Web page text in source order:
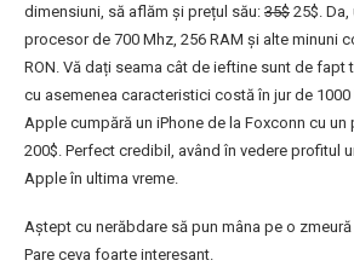
dimensiuni, să aflăm și prețul său: 35$ 25$.
procesor de 700 Mhz, 256 RAM și alte minuni
RON. Vă dați seama cât de ieftine sunt de fapt
cu asemenea caracteristici costă în jur de 1000
Apple cumpără un iPhone de la Foxconn cu
200$. Perfect credibil, având în vedere profitul
Apple în ultima vreme.
Aștept cu nerăbdare să pun mâna pe o
Pare ceva foarte interesant.